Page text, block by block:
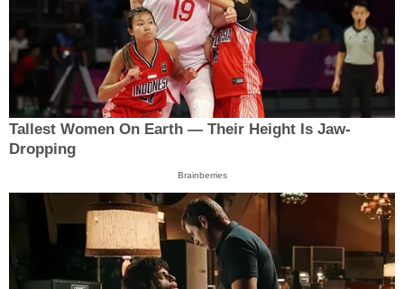
Tallest Women On Earth — Their Height Is Jaw-
Dropping
Brainberries